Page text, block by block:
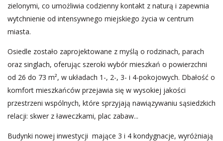
zielonymi, co umożliwia codzienny kontakt z naturą i zapewnia
wytchnienie od intensywnego miejskiego życia w centrum
miasta.
Osiedle zostało zaprojektowane z myślą o rodzinach, parach
oraz singlach, oferując szeroki wybór mieszkań o powierzchni
od 26 do 73 m², w układach 1-, 2-, 3- i 4-pokojowych. Dbałość o
komfort mieszkańców przejawia się w wysokiej jakości
przestrzeni wspólnych, które sprzyjają nawiązywaniu sąsiedzkich
relacji: skwer z ławeczkami, plac zabaw...
Budynki nowej inwestycji mające 3 i 4 kondygnacje, wyróżniają